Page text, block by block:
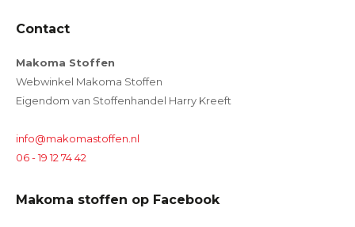
Contact
Makoma Stoffen
Webwinkel Makoma Stoffen
Eigendom van Stoffenhandel Harry Kreeft
info@makomastoffen.nl
06 - 19 12 74 42
Makoma stoffen op Facebook